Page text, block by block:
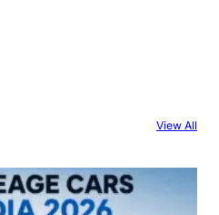
View All